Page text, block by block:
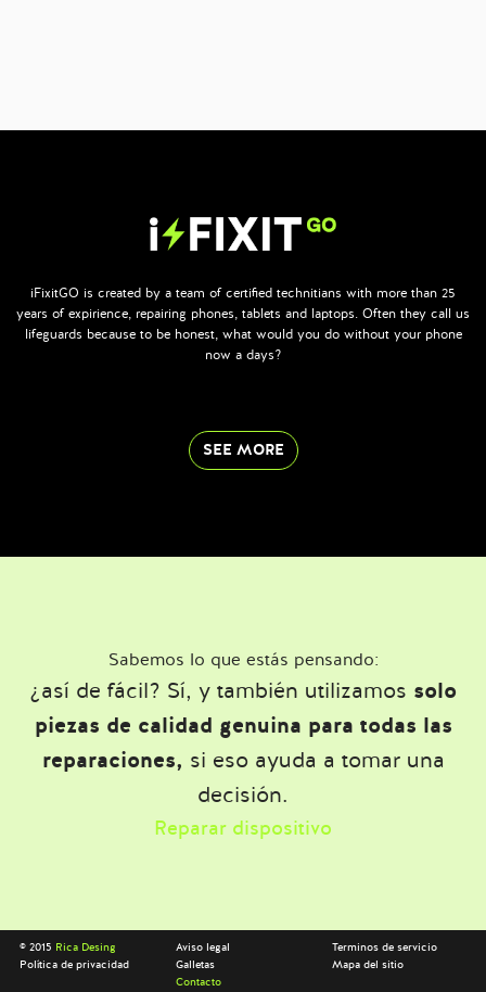
iFixitGO is created by a team of certified technitians with more than 25
years of expirience, repairing phones, tablets and laptops. Often they call us
lifeguards because to be honest, what would you do without your phone
now a days?
SEE MORE
Sabemos lo que estás pensando:
¿así de fácil? Sí, y también utilizamos solo
piezas de calidad genuina para todas las
reparaciones, si eso ayuda a tomar una
decisión.
Reparar dispositivo
© 2015 Rica Desing Aviso legal
Terminos de servicio
Política de privacidad
Galletas
Mapa del sitio
Contacto